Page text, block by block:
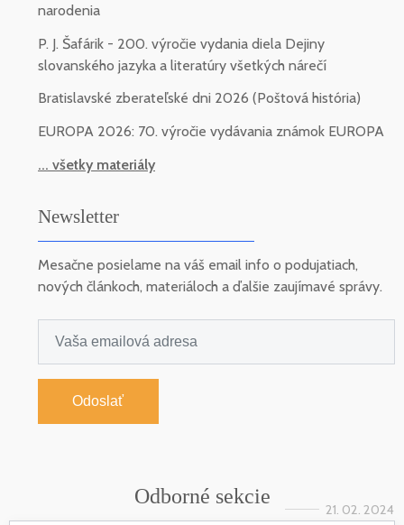
narodenia
P. J. Šafárik - 200. výročie vydania diela Dejiny
slovanského jazyka a literatúry všetkých nárečí
Bratislavské zberateľské dni 2026 (Poštová história)
EUROPA 2026: 70. výročie vydávania známok EUROPA
... všetky materiály
Newsletter
Mesačne posielame na váš email info o podujatiach,
nových článkoch, materiáloch a ďalšie zaujímavé správy.
Odoslať
Odborné sekcie
21. 02. 2024